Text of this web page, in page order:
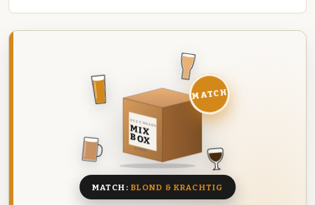
DEZE MAAND
MIX
BOX
8 BIEREN
MATCH
MATCH: BLOND & KRACHTIG